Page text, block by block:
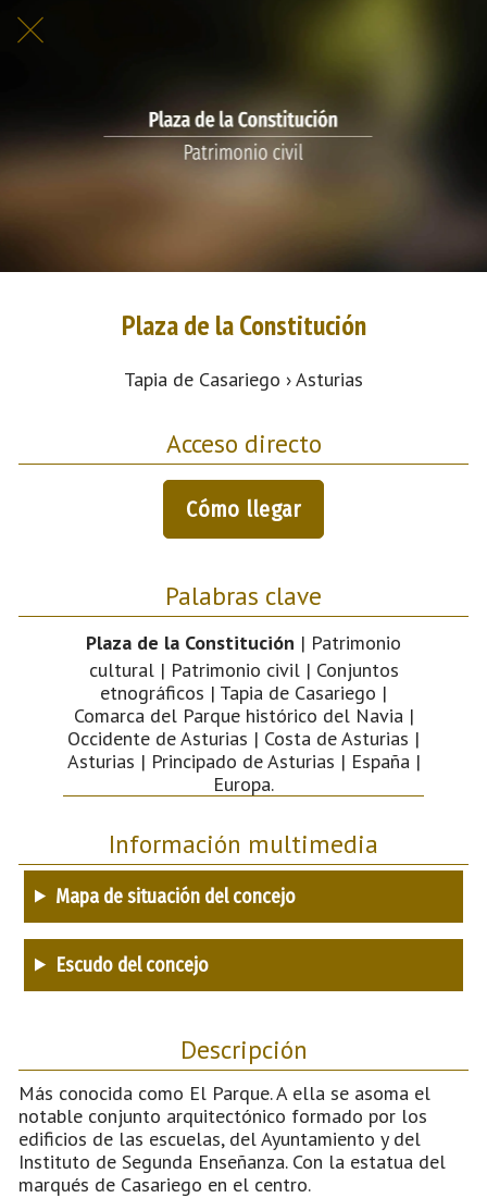
Plaza de la Constitución
Tapia de Casariego › Asturias
Acceso directo
Cómo llegar
Palabras clave
Plaza de la Constitución | Patrimonio
cultural | Patrimonio civil | Conjuntos
etnográficos | Tapia de Casariego |
Comarca del Parque histórico del Navia |
Occidente de Asturias | Costa de Asturias |
Asturias | Principado de Asturias | España |
Europa.
Información multimedia
Mapa de situación del concejo
Escudo del concejo
Descripción
Más conocida como El Parque. A ella se asoma el
notable conjunto arquitectónico formado por los
edificios de las escuelas, del Ayuntamiento y del
Instituto de Segunda Enseñanza. Con la estatua del
marqués de Casariego en el centro.